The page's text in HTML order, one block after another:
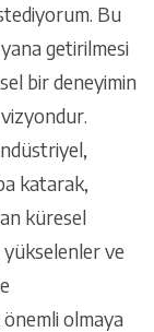
Bu
getirilmesi
bir deneyimin
katarak,
küresel
ve
olmaya